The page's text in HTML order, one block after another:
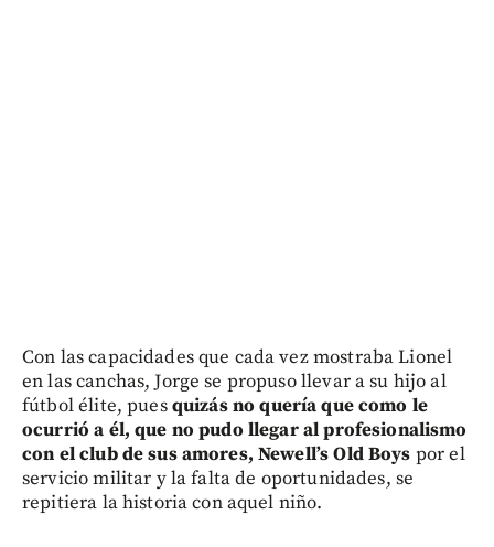
Con las capacidades que cada vez mostraba Lionel
en las canchas, Jorge se propuso llevar a su hijo al
fútbol élite, puesquizás no quería que como le
ocurrió a él, que no pudo llegar al profesionalismo
con el club de sus amores, Newell’s Old Boys por el
servicio militar y la falta de oportunidades, se
repitiera la historia con aquel niño.